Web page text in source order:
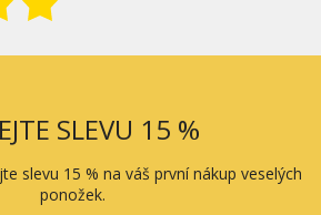
SLEVU 15 %
slevu 15 % na váš první nákup veselých
ponožek.